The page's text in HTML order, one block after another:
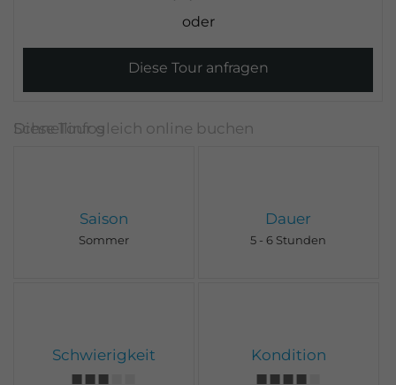
Diese Tour anfragen
Saison
Sommer
Dauer
5 - 6 Stunden
Schwierigkeit Kondition